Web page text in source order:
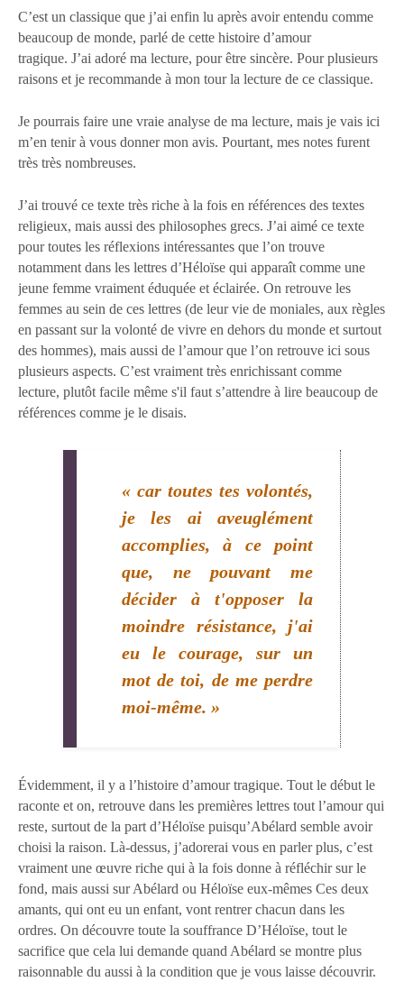
C’est un classique que j’ai enfin lu après avoir entendu comme
beaucoup de monde, parlé de cette histoire d’amour
tragique. J’ai adoré ma lecture, pour être sincère. Pour plusieurs
raisons et je recommande à mon tour la lecture de ce classique.
Je pourrais faire une vraie analyse de ma lecture, mais je vais ici
m’en tenir à vous donner mon avis. Pourtant, mes notes furent
très très nombreuses.
J’ai trouvé ce texte très riche à la fois en références des textes
religieux, mais aussi des philosophes grecs. J’ai aimé ce texte
pour toutes les réflexions intéressantes que l’on trouve
notamment dans les lettres d’Héloïse qui apparaît comme une
jeune femme vraiment éduquée et éclairée. On retrouve les
femmes au sein de ces lettres (de leur vie de moniales, aux règles
en passant sur la volonté de vivre en dehors du monde et surtout
des hommes), mais aussi de l’amour que l’on retrouve ici sous
plusieurs aspects. C’est vraiment très enrichissant comme
lecture, plutôt facile même s'il faut s’attendre à lire beaucoup de
références comme je le disais.
« car toutes tes volontés,
je les ai aveuglément
accomplies, à ce point
que, ne pouvant me
décider à t'opposer la
moindre résistance, j'ai
eu le courage, sur un
mot de toi, de me perdre
moi-même. »
Évidemment, il y a l’histoire d’amour tragique. Tout le début le
raconte et on, retrouve dans les premières lettres tout l’amour qui
reste, surtout de la part d’Héloïse puisqu’Abélard semble avoir
choisi la raison. Là-dessus, j’adorerai vous en parler plus, c’est
vraiment une œuvre riche qui à la fois donne à réfléchir sur le
fond, mais aussi sur Abélard ou Héloïse eux-mêmes Ces deux
amants, qui ont eu un enfant, vont rentrer chacun dans les
ordres. On découvre toute la souffrance D’Héloïse, tout le
sacrifice que cela lui demande quand Abélard se montre plus
raisonnable du aussi à la condition que je vous laisse découvrir.